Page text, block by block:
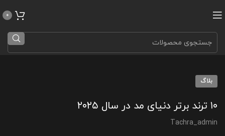
0
بلاگ
۱۰ ترند برتر دنیای مد در سال ۲۰۲۵
Tachra_admin